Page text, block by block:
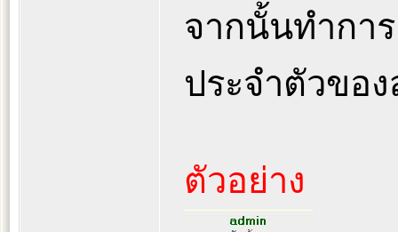
จากนั้นทำกา
ประจำตัวขอ
ตัวอย่าง